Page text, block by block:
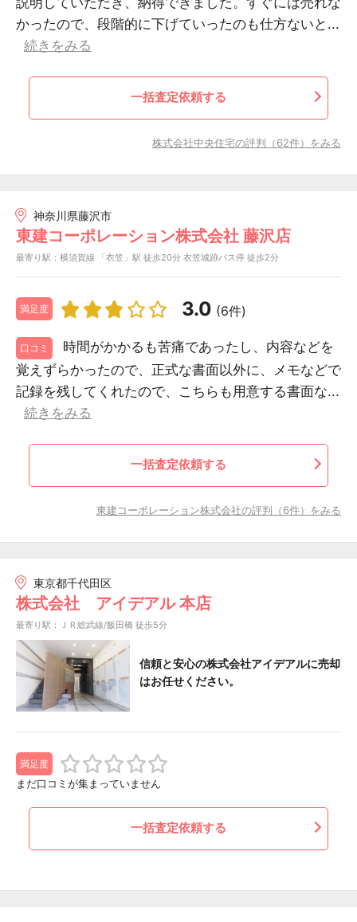
かったので、段階的に下げていったのも仕方ないと...
続きをみる
一括査定依頼する
株式会社中央住宅の評判（62件）をみる
神奈川県藤沢市
東建コーポレーション株式会社 藤沢店
最寄り駅：横須賀線 「衣笠」駅 徒歩20分 衣笠城跡バス停 徒歩2分
満足度 3.0 (6件)
口コミ
時間がかかるも苦痛であったし、内容などを
覚えずらかったので、正式な書面以外に、メモなどで
記録を残してくれたので、こちらも用意する書面な...
続きをみる
一括査定依頼する
東建コーポレーション株式会社の評判（6件）をみる
東京都千代田区
株式会社 アイデアル 本店
最寄り駅：ＪＲ総武線/飯田橋 徒歩5分
信頼と安心の株式会社アイデアルに売却
はお任せください。
満足度
まだ口コミが集まっていません
一括査定依頼する